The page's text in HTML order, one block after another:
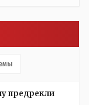
предрекли